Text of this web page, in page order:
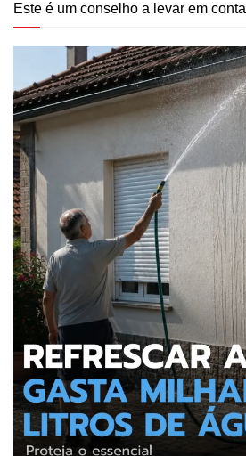
Este é um conselho a levar em conta